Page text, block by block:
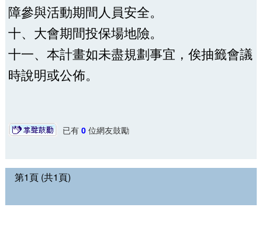
障參與活動期間人員安全。
十、大會期間投保場地險。
十一、本計畫如未盡規劃事宜，俟抽籤會議
時說明或公佈。
已有 0位網友鼓勵
第1頁 (共1頁)